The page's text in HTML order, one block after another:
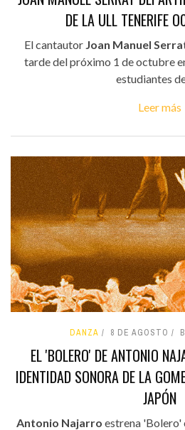
DE LA ULL TENERIFE
El cantautor Joan Manuel
tarde del próximo 1 de octubre
estudiantes de
Leer más
DANZA 8 DE AGOSTO
EL 'BOLERO' DE ANTONIO
IDENTIDAD SONORA DE LA
JAPÓN
Antonio Najarro estrena 'Bolero'